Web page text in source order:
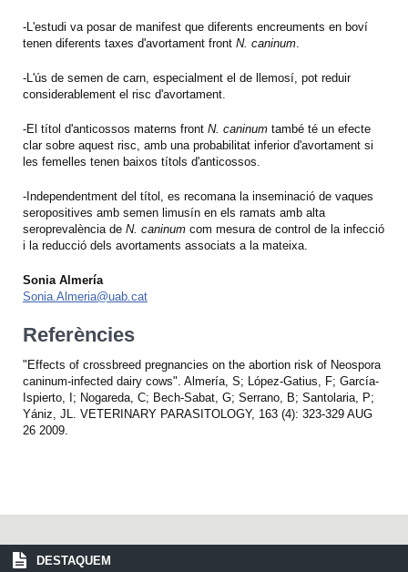
-L'estudi va posar de manifest que diferents encreuments en boví
tenen diferents taxes d'avortament front N. caninum
-L'ús de semen de carn, especialment el de llemosí, pot reduir
considerablement el risc d'avortament.
-El títol d'anticossos materns front N. caninum també té un efecte
clar sobre aquest risc, amb una probabilitat inferior d'avortament si
les femelles tenen baixos títols d'anticossos.
-Independentment del títol, es recomana la inseminació de vaques
seropositives amb semen limusín en els ramats amb alta
seroprevalència de N. caninum com mesura de control de la infecció
i la reducció dels avortaments associats a la mateixa.
Sonia Almería
Sonia.Almeria@uab.cat
Referències
"Effects of crossbreed pregnancies on the abortion risk of Neospora
caninum-infected dairy cows". Almería, S; López-Gatius, F; García-
Ispierto, I; Nogareda, C; Bech-Sabat, G; Serrano, B; Santolaria, P;
Yániz, JL. VETERINARY PARASITOLOGY, 163 (4): 323-329 AUG
26 2009.
DESTAQUEM